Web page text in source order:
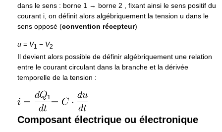
dans le sens : borne 1 → borne 2 , fixant ainsi le sens positif du
courant i, on définit alors algébriquement la tension u dans le
sens opposé (convention récepteur)
u = V1 − V2
Il devient alors possible de définir algébriquement une relation
entre le courant circulant dans la branche et la dérivée
temporelle de la tension :
Composant électrique ou électronique